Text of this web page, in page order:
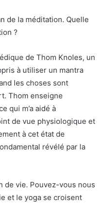
de la méditation. Quelle
?
de Thom Knoles, un
à utiliser un mantra
les choses sont
Thom enseigne
qui m’a aidé à
de vue physiologique et
à cet état de
révélé par la
de vie. Pouvez-vous nous
et le yoga se croisent